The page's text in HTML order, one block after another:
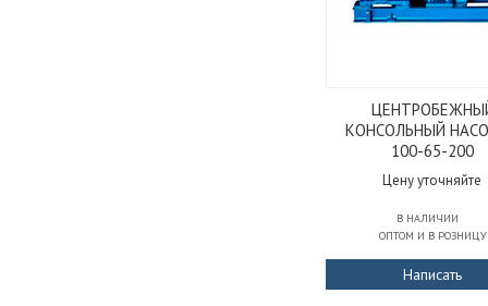
КОНСОЛЬНЫЙ
100-65-200
Цену уточняйте
В НАЛИЧИИ
ОПТОМ И В РОЗНИЦУ
Написать